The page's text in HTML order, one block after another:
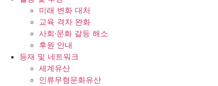
미래 변화 대처
교육 격차 완화
사회∙문화 갈등 해소
후원 안내
등재 및 네트워크
세계유산
인류무형문화유산